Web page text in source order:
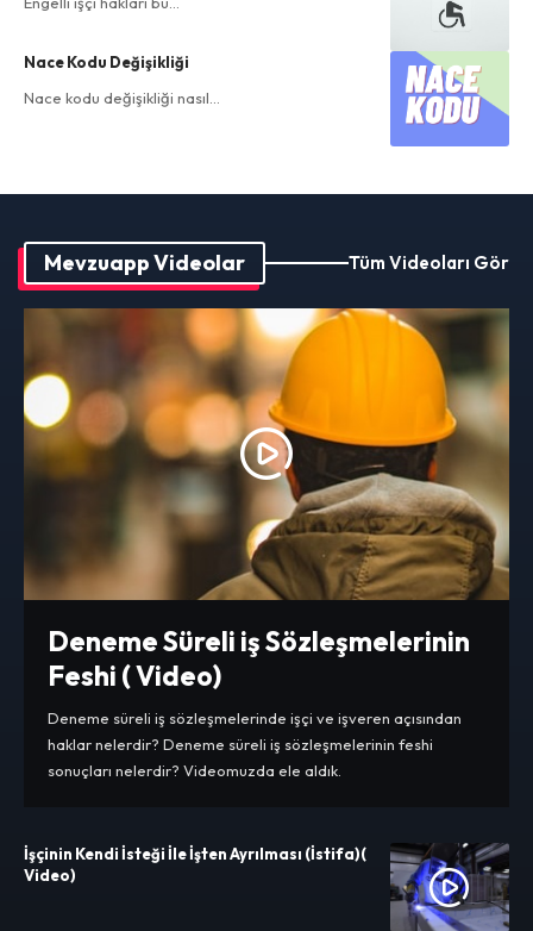
Nace Kodu Değişikliği
Nace kodu değişikliği nasıl…
Mevzuapp Videolar Tüm Videoları Gör
Deneme Süreli iş Sözleşmelerinin
Feshi ( Video)
Deneme süreli iş sözleşmelerinde işçi ve işveren açısından
haklar nelerdir? Deneme süreli iş sözleşmelerinin feshi
sonuçları nelerdir? Videomuzda ele aldık.
İşçinin Kendi İsteği İle İşten Ayrılması (İstifa)(
Video)